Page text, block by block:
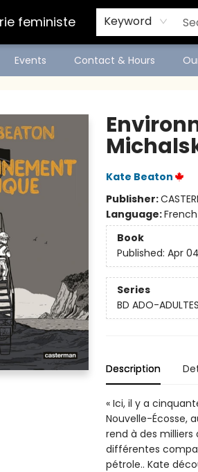
feministe Keyword
Events Contact & Hours
Kate Beaton
Publisher:
Language:French
Book
Published: Apr
Series
BD ADO-ADULTES
Description
« Ici, il y a
Nouvelle-Écosse,
rend à des
différentes
pétrole.. Kate